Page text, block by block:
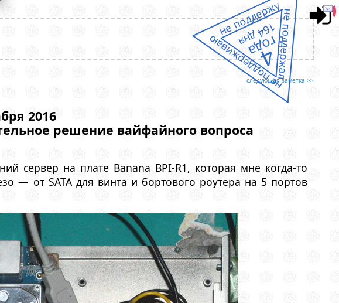
следующая заметка >>
2016
решение вайфайного вопроса
сервер на плате Banana BPI-R1, которая мне когда-то
— от SATA для винта и бортового роутера на 5 портов
не поддержал
не поддерживаю
не поддержу
4
года
164 дня